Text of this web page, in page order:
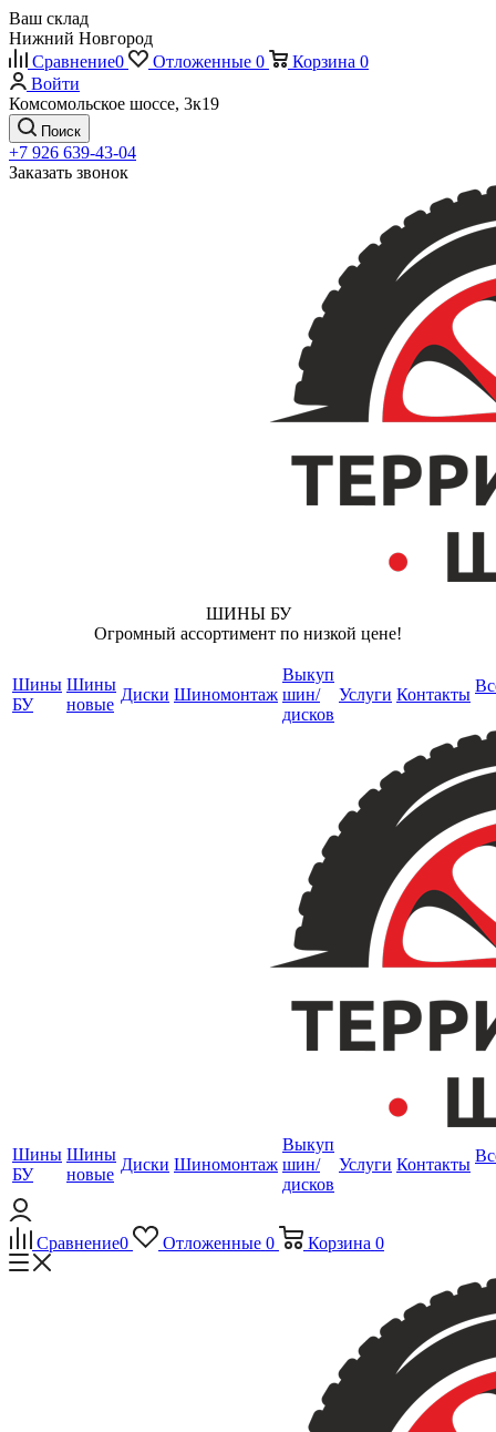
Ваш склад
Нижний Новгород
Сравнение0 Отложенные 0 Корзина 0
Войти
Комсомольское шоссе, 3к19
Поиск
+7 926 639-43-04
Заказать звонок
ШИНЫ БУ
Огромный ассортимент по низкой цене!
Шины
БУ
Шины
новые
Диски Шиномонтаж
Выкуп
шин/
дисков
Услуги Контакты
Шины
БУ
Шины
новые
Диски Шиномонтаж
Выкуп
шин/
дисков
Услуги Контакты
Сравнение0 Отложенные 0 Корзина 0